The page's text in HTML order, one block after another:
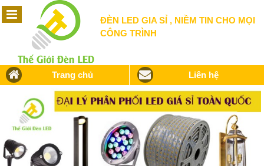
ĐÈN LED GIA SỈ , NIỀM TIN CHO MỌI
CÔNG TRÌNH
Trang chủ Liên hệ